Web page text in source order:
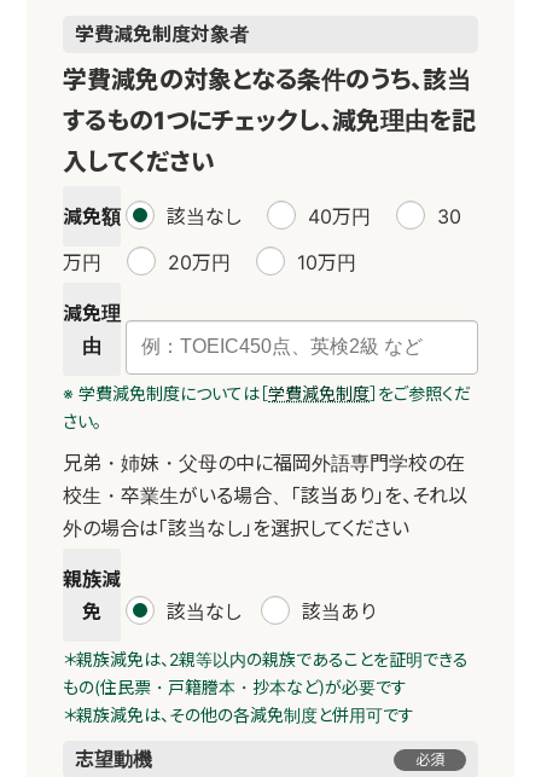
学費減免制度対象者
学費減免の対象となる条件のうち、該当
するもの1つにチェックし、減免理由を記
入してください
減免額 該当なし 40万円
30
万円
20万円 10万円
減免理
由
※ 学費減免制度については［学費減免制度］をご参照くだ
さい。
兄弟・姉妹・父母の中に福岡外語専門学校の在
校生・卒業生がいる場合、「該当あり」を、それ以
外の場合は「該当なし」を選択してください
親族減
免
該当なし 該当あり
＊親族減免は、2親等以内の親族であることを証明できる
もの(住民票・戸籍謄本・抄本など)が必要です
＊親族減免は、その他の各減免制度と併用可です
志望動機 必須